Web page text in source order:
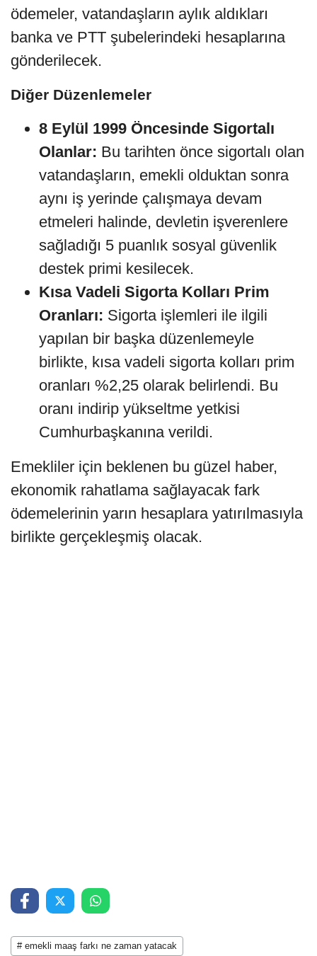
ödemeler, vatandaşların aylık aldıkları
banka ve PTT şubelerindeki hesaplarına
gönderilecek.
Diğer Düzenlemeler
8 Eylül 1999 Öncesinde Sigortalı
Olanlar: Bu tarihten önce sigortalı olan
vatandaşların, emekli olduktan sonra
aynı iş yerinde çalışmaya devam
etmeleri halinde, devletin işverenlere
sağladığı 5 puanlık sosyal güvenlik
destek primi kesilecek.
Kısa Vadeli Sigorta Kolları Prim
Oranları: Sigorta işlemleri ile ilgili
yapılan bir başka düzenlemeyle
birlikte, kısa vadeli sigorta kolları prim
oranları %2,25 olarak belirlendi. Bu
oranı indirip yükseltme yetkisi
Cumhurbaşkanına verildi.
Emekliler için beklenen bu güzel haber,
ekonomik rahatlama sağlayacak fark
ödemelerinin yarın hesaplara yatırılmasıyla
birlikte gerçekleşmiş olacak.
# emekli maaş farkı ne zaman yatacak